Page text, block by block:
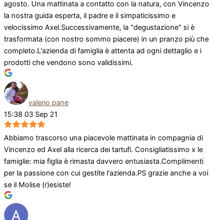
agosto. Una mattinata a contatto con la natura, con Vincenzo
la nostra guida esperta, il padre e il simpaticissimo e
velocissimo Axel.Successivamente, la "degustazione" si è
trasformata (con nostro sommo piacere) in un pranzo più che
completo.L'azienda di famiglia è attenta ad ogni dettaglio e i
prodotti che vendono sono validissimi.
valerio pane
15:38 03 Sep 21
Abbiamo trascorso una piacevole mattinata in compagnia di
Vincenzo ed Axel alla ricerca dei tartufi. Consigliatissimo x le
famiglie: mia figlia è rimasta davvero entusiasta.Complimenti
per la passione con cui gestite l'azienda.PS grazie anche a voi
se il Molise (r)esiste!